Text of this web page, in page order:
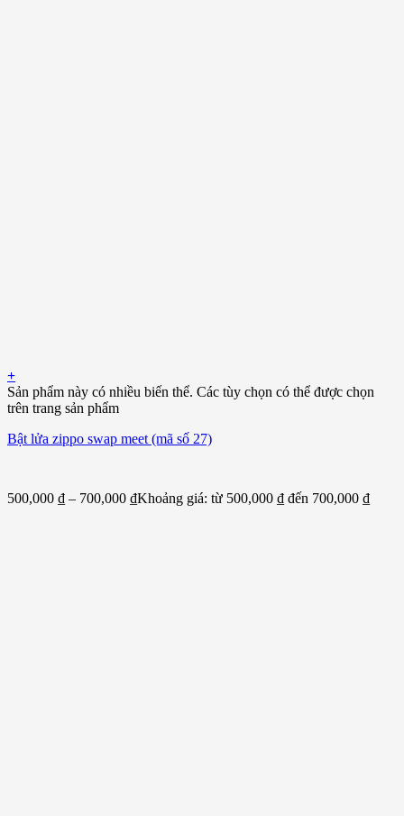
+
Sản phẩm này có nhiều biến thể. Các tùy chọn có thể được chọn
trên trang sản phẩm
Bật lửa zippo swap meet (mã số 27)
500,000 ₫ – 700,000 ₫Khoảng giá: từ 500,000 ₫ đến 700,000 ₫